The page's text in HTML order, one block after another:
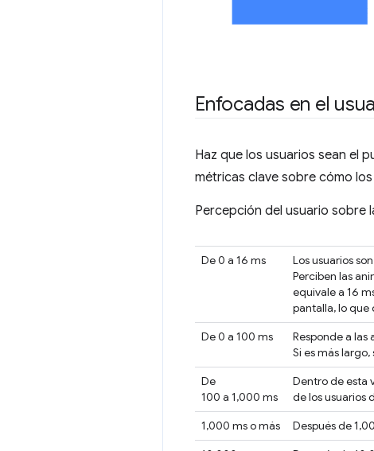
Enfocadas en el
Haz que los usuarios sean el
métricas clave sobre cómo
Percepción del usuario sobre
De 0 a 16 ms
Los usuarios
Perciben las
equivale a 16
pantalla, lo que
De 0 a 100 ms
Responde a
Si es más
De
100 a 1,000 ms
Dentro de esta
de los usuarios
1,000 ms o más
Después de